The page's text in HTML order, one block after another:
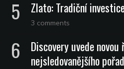
Zlato: Tradiční
3 comments
Discovery uvede novou
nejsledovanějšího